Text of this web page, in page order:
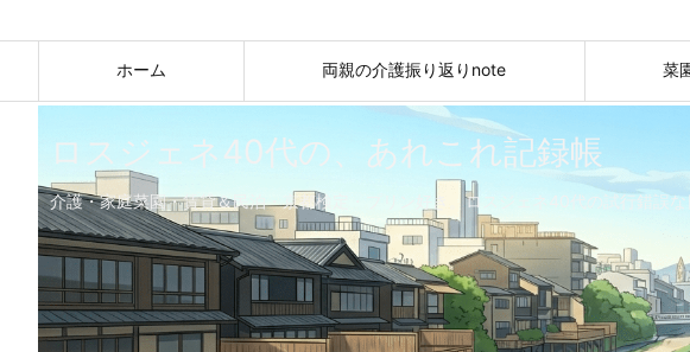
ホーム 両親の介護振り返りnote 菜
ロスジェネ40代の、あれこれ記録帳
介護・家庭菜園・賃貸＆民泊・京都検定・プリン好き。ロスジェネ40代の試行錯誤な